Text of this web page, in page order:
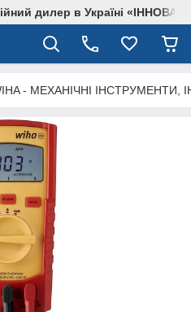
дилер в Україні
- МЕХАНІЧНІ ІНСТРУМЕНТИ,